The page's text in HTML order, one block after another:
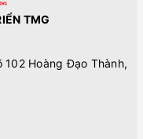
TMG
102 Hoàng Đạo Thành,